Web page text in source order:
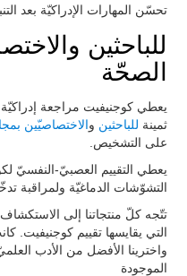
تحسّن المهارات الإدراكيّة بعد
للباحثين
الصحّة
يعطي كوجنيفيت مراجعة إدراكيّة
ثمينة للباحثين والاختصاصيّين
على التشخيص.
يعطي التقييم العصبيّ-النفسيّ
التشوّشات الدماغيّة ولمراقبة
تتّجه كلّ منتجاتنا إلى
واخترينا الأفضل من الأدب
الموجودة